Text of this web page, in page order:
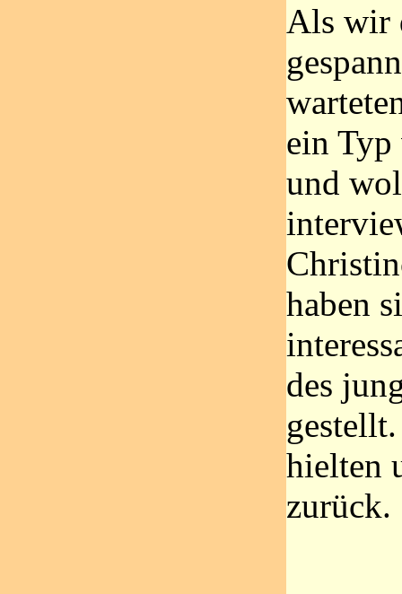
Als wir
ein
und
haben
des
hielten
zurück.